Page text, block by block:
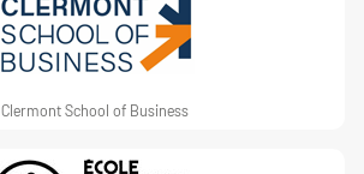
Clermont School of Business